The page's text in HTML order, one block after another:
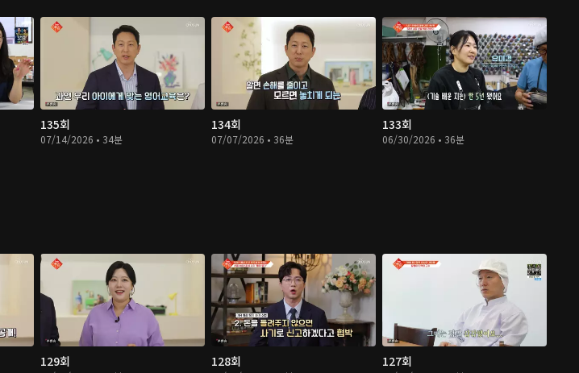
135회
07/14/2026 • 34분
134회
07/07/2026 • 36분
133회
06/30/2026 • 36분
129회 128회 127회